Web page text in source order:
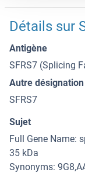
Détails sur
Antigène
SFRS7 (Splicing
Autre désignation
SFRS7
Sujet
Full Gene Name:
35 kDa
Synonyms: